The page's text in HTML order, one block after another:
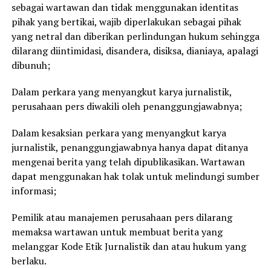
sebagai wartawan dan tidak menggunakan identitas
pihak yang bertikai, wajib diperlakukan sebagai pihak
yang netral dan diberikan perlindungan hukum sehingga
dilarang diintimidasi, disandera, disiksa, dianiaya, apalagi
dibunuh;
Dalam perkara yang menyangkut karya jurnalistik,
perusahaan pers diwakili oleh penanggungjawabnya;
Dalam kesaksian perkara yang menyangkut karya
jurnalistik, penanggungjawabnya hanya dapat ditanya
mengenai berita yang telah dipublikasikan. Wartawan
dapat menggunakan hak tolak untuk melindungi sumber
informasi;
Pemilik atau manajemen perusahaan pers dilarang
memaksa wartawan untuk membuat berita yang
melanggar Kode Etik Jurnalistik dan atau hukum yang
berlaku.